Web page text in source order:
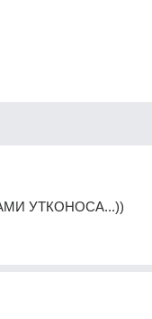
УТКОНОСА...))